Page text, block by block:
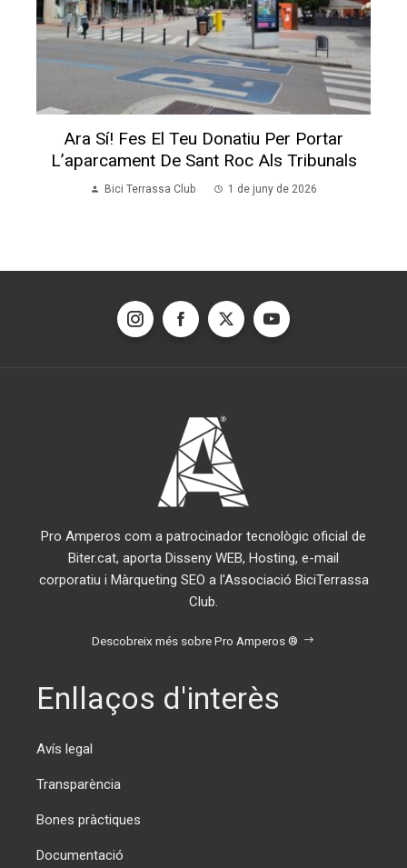
Ara Sí! Fes El Teu Donatiu Per Portar
L’aparcament De Sant Roc Als Tribunals
Bici Terrassa Club 1 de juny de 2026
Pro Amperos com a patrocinador tecnològic oficial de
Biter.cat, aporta Disseny WEB, Hosting, e-mail
corporatiu i Màrqueting SEO a l'Associació BiciTerrassa
Club.
Descobreix més sobre Pro Amperos ®
Enllaços d'interès
Avís legal
Transparència
Bones pràctiques
Documentació